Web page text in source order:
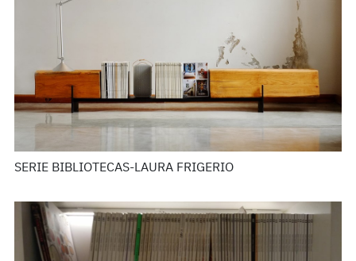
SERIE BIBLIOTECAS-LAURA FRIGERIO